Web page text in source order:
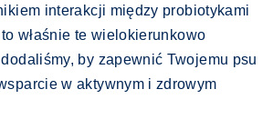
interakcji między probiotykami
właśnie te wielokierunkowo
by zapewnić Twojemu psu
w aktywnym i zdrowym